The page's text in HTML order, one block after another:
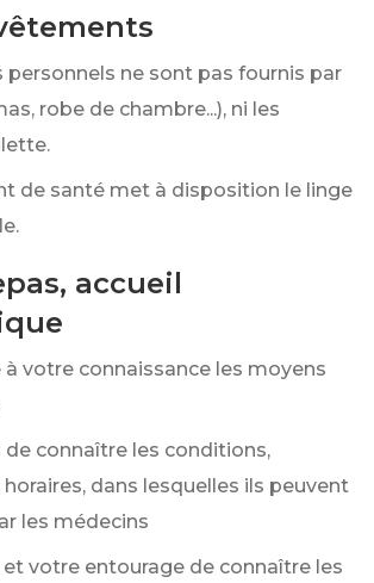
personnels ne sont pas fournis par
robe de chambre...), ni les
de santé met à disposition le linge
accueil
votre connaissance les moyens
de connaître les conditions,
dans lesquelles ils peuvent
les médecins
votre entourage de connaître les